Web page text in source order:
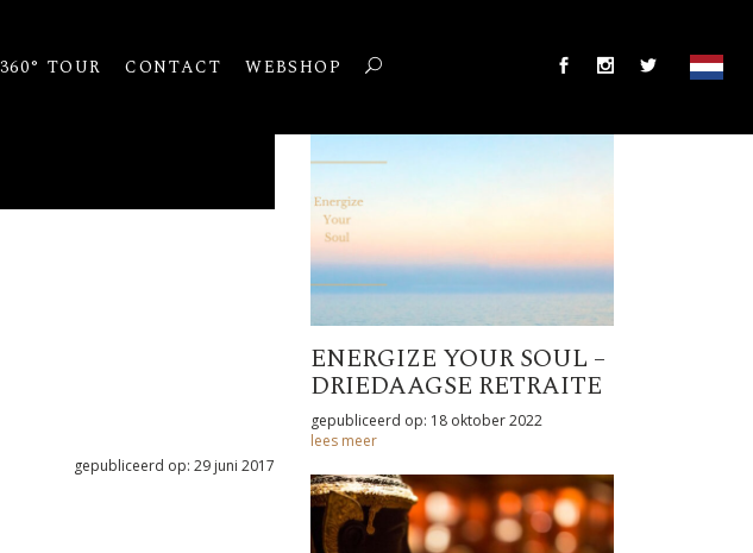
360° TOUR CONTACT WEBSHOP
gepubliceerd op: 29 juni 2017
ENERGIZE YOUR SOUL –
DRIEDAAGSE RETRAITE
gepubliceerd op: 18 oktober 2022
lees meer